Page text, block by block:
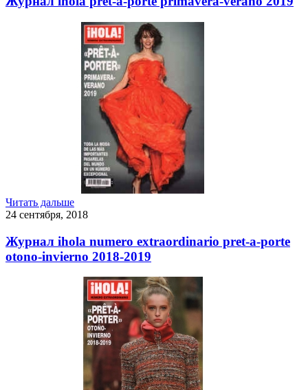
Читать дальше
24 сентября, 2018
Журнал ihola numero extraordinario pret-a-porte
otono-invierno 2018-2019